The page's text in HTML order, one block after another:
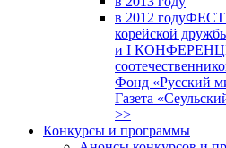
в 2012 году
корейской
и I
Фонд «Русский
Газета
>>
Конкурсы и программы